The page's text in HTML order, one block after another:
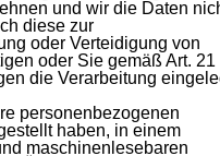
und wir die Daten
diese zur
oder Verteidigung von
oder Sie gemäß Art. 21
die Verarbeitung
personenbezogenen
haben, in einem
maschinenlesebaren